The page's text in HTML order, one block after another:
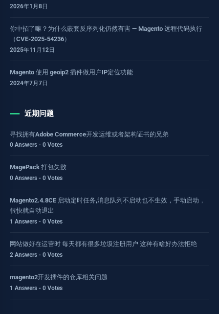
2026年1月8日
你中招了嘛？为什么嵌套反序列化仍然有害 — Magento 远程代码执行
（CVE-2025-54236）
2025年11月12日
Magento 使用 geoip2 插件做用户IP定位功能
2024年7月7日
近期问题
寻找拥有Adobe Commerce开发运维或者架构证书的兄弟
0 Answers - 0 Votes
MagePack 打包失败
0 Answers - 0 Votes
Magento2.4.8CE 启动定时任务,消息队列不启动也不生效，手动启动，
很快就自动退出
1 Answers - 0 Votes
网站做好在运营时 每天都有很多垃圾注册用户 这种有啥好办法拒绝
2 Answers - 0 Votes
magento2开发插件的仓库相关问题
1 Answers - 0 Votes